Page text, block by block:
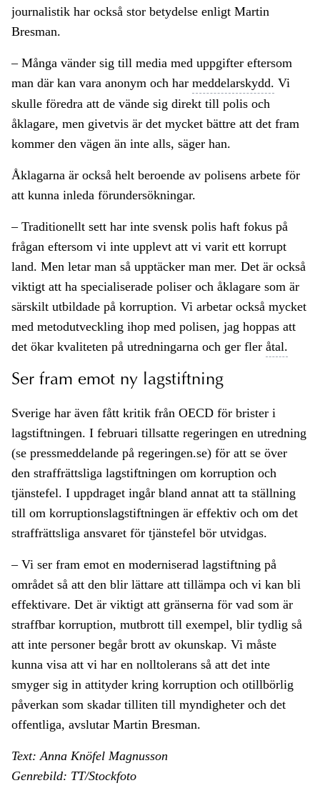
journalistik har också stor betydelse enligt Martin
Bresman.
– Många vänder sig till media med uppgifter eftersom
man där kan vara anonym och har meddelarskydd. Vi
skulle föredra att de vände sig direkt till polis och
åklagare, men givetvis är det mycket bättre att det fram
kommer den vägen än inte alls, säger han.
Åklagarna är också helt beroende av polisens arbete för
att kunna inleda förundersökningar.
– Traditionellt sett har inte svensk polis haft fokus på
frågan eftersom vi inte upplevt att vi varit ett korrupt
land. Men letar man så upptäcker man mer. Det är också
viktigt att ha specialiserade poliser och åklagare som är
särskilt utbildade på korruption. Vi arbetar också mycket
med metodutveckling ihop med polisen, jag hoppas att
det ökar kvaliteten på utredningarna och ger fler åtal.
Ser fram emot ny lagstiftning
Sverige har även fått kritik från OECD för brister i
lagstiftningen. I februari tillsatte regeringen en utredning
(se pressmeddelande på regeringen.se) för att se över
den straffrättsliga lagstiftningen om korruption och
tjänstefel. I uppdraget ingår bland annat att ta ställning
till om korruptionslagstiftningen är effektiv och om det
straffrättsliga ansvaret för tjänstefel bör utvidgas.
– Vi ser fram emot en moderniserad lagstiftning på
området så att den blir lättare att tillämpa och vi kan bli
effektivare. Det är viktigt att gränserna för vad som är
straffbar korruption, mutbrott till exempel, blir tydlig så
att inte personer begår brott av okunskap. Vi måste
kunna visa att vi har en nolltolerans så att det inte
smyger sig in attityder kring korruption och otillbörlig
påverkan som skadar tilliten till myndigheter och det
offentliga, avslutar Martin Bresman.
Text: Anna Knöfel Magnusson
Genrebild: TT/Stockfoto